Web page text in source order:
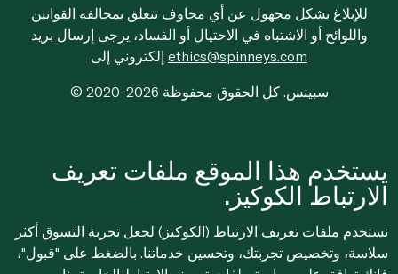
للإبلاغ بشكل مجهول عن أي مخاوف تتعلق بمخالفة القوانين
واللوائح أو الاشتباه في الاحتيال أو الفساد، يرجى إرسال بريد
ethics@spinneys.com
© 2020-2026 سبينس. كل الحقوق محفوظة
يستخدم هذا الموقع ملفات تعريف
الارتباط الكوكيز.
نستخدم ملفات تعريف الارتباط (الكوكيز) لجعل تجربة التسوق أكثر
سلاسة، وتخصيص تجربتك، وتحسين خدماتنا. بالضغط على "قبول"،